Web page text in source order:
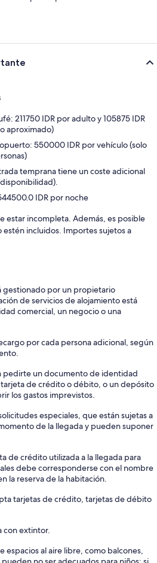
211750 IDR por adulto y 105875 IDR
aproximado)
550000 IDR por vehículo (solo
temprana tiene un coste adicional
IDR por noche
estar incompleta. Además, es posible
estén incluidos. Importes sujetos a
gestionado por un propietario
de servicios de alojamiento está
comercial, un negocio o una
por cada persona adicional, según
pedirte un documento de identidad
de crédito o débito, o un depósito
los gastos imprevistos.
especiales, que están sujetas a
de la llegada y pueden suponer
de crédito utilizada a la llegada para
debe corresponderse con el nombre
la reserva de la habitación.
tarjetas de crédito, tarjetas de débito
con extintor.
espacios al aire libre, como balcones,